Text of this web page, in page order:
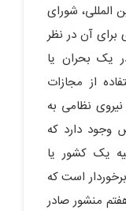
شورای
برای آن در نظر
یک بحران یا
از مجازات
نظامی‌ به
وجود دارد که
یک کشور یا
است که
منشور صادر